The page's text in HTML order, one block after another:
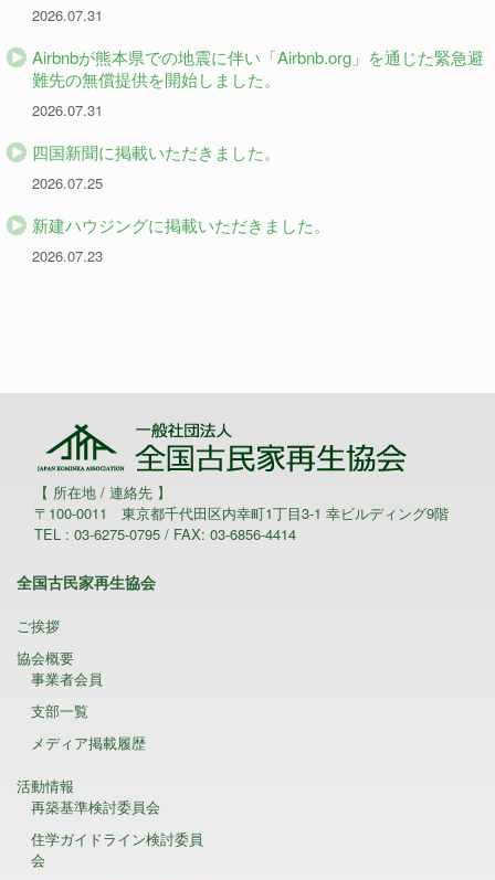
2026.07.31
Airbnbが熊本県での地震に伴い「Airbnb.org」を通じた緊急避
難先の無償提供を開始しました。
2026.07.31
四国新聞に掲載いただきました。
2026.07.25
新建ハウジングに掲載いただきました。
2026.07.23
【 所在地 / 連絡先 】
〒100-0011 東京都千代田区内幸町1丁目3-1 幸ビルディング9階
TEL : 03-6275-0795 / FAX: 03-6856-4414
全国古民家再生協会
ご挨拶
協会概要
事業者会員
支部一覧
メディア掲載履歴
活動情報
再築基準検討委員会
住学ガイドライン検討委員
会